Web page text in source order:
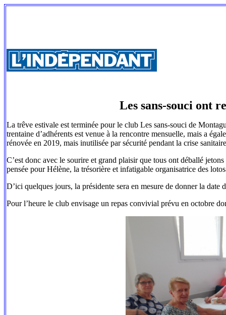
Les sans-souci ont
La trêve estivale est terminée pour le club Les sans-souci de
trentaine d’adhérents est venue à la rencontre mensuelle, mais a
rénovée en 2019, mais inutilisée par sécurité pendant la crise
C’est donc avec le sourire et grand plaisir que tous ont déballé
pensée pour Hélène, la trésorière et infatigable organisatrice des
D’ici quelques jours, la présidente sera en mesure de donner la date
Pour l’heure le club envisage un repas convivial prévu en octobre